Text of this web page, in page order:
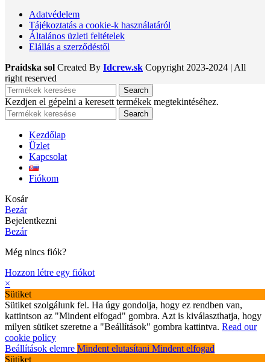
Adatvédelem
Tájékoztatás a cookie-k használatáról
Általános üzleti feltételek
Elállás a szerződéstől
Praidska sol Created By Idcrew.sk Copyright 2023-2024 | All
right reserved
Search
Kezdjen el gépelni a keresett termékek megtekintéséhez.
Search
Kezdőlap
Üzlet
Kapcsolat
Fiókom
Kosár
Bezár
Bejelentkezni
Bezár
Még nincs fiók?
Hozzon létre egy fiókot
×
Sütiket
Sütiket szolgálunk fel. Ha úgy gondolja, hogy ez rendben van,
kattintson az "Mindent elfogad" gombra. Azt is kiválaszthatja, hogy
milyen sütiket szeretne a "Beállítások" gombra kattintva. Read our
cookie policy
Beállítások elemre Mindent elutasítani Mindent elfogad
Sütiket